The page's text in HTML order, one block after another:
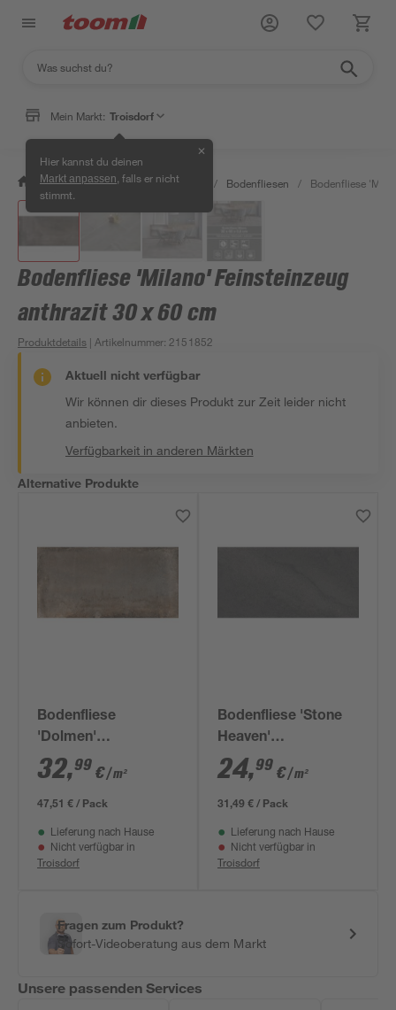
Mein Markt: Troisdorf
Hier kannst du deinen
Markt anpassen , falls er nicht
stimmt.
✕
/ Bauen & Renovieren / Fliesen / Bodenfliesen / Bodenfliese
Bodenfliese 'Milano' Feinsteinzeug
anthrazit 30 x 60 cm
Produktdetails | Artikelnummer: 2151852
Aktuell nicht verfügbar
Wir können dir dieses Produkt zur Zeit leider nicht
anbieten.
Verfügbarkeit in anderen Märkten
Alternative Produkte
Bodenfliese
'Dolmen'
Feinsteinzeug
natural 60 x 120 x
0,9cm
32,99 €/ m²
47,51 € / Pack
Lieferung nach Hause
Nicht verfügbar in
Troisdorf
Bodenfliese 'Stone
Heaven'
Feinsteinzeug
anthrazit 30 x 60 x
0,85 cm
24,99 €/ m²
31,49 € / Pack
Lieferung nach Hause
Nicht verfügbar in
Troisdorf
Fragen zum Produkt?
Sofort-Videoberatung aus dem Markt
Unsere passenden Services